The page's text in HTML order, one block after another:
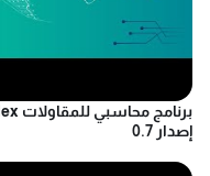
إصدار 0.7